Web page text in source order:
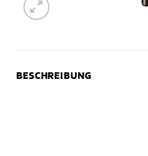
BESCHREIBUNG